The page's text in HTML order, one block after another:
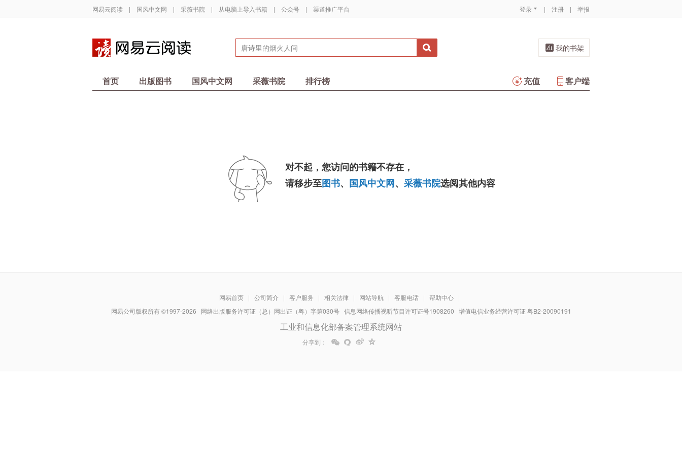
网易云阅读 | 国风中文网 | 采薇书院 | 从电脑上导入书籍 | 公众号 | 渠道推广平台 登录 | 注册 | 举报
我的书架
首页 出版图书 国风中文网 采薇书院 排行榜 客户端
充值
对不起，您访问的书籍不存在，
请移步至图书、 国风中文网、 采薇书院选阅其他内容
网易首页 | 公司简介 | 客户服务 | 相关法律 | 网站导航 | 客服电话 | 帮助中心 |
网易公司版权所有 ©1997-2026 网络出版服务许可证（总）网出证（粤）字第030号 信息网络传播视听节目许可证号1908260 增值电信业务经营许可证 粤B2-20090191
工业和信息化部备案管理系统网站
分享到：